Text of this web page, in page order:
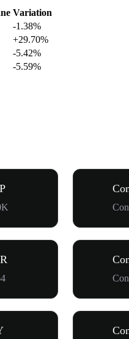
Variation
-1.38%
+29.70%
-5.42%
-5.59%